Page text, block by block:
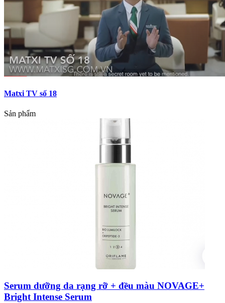
Matxi TV số 18
Sản phẩm
Serum dưỡng da rạng rỡ + đều màu NOVAGE+
Bright Intense Serum